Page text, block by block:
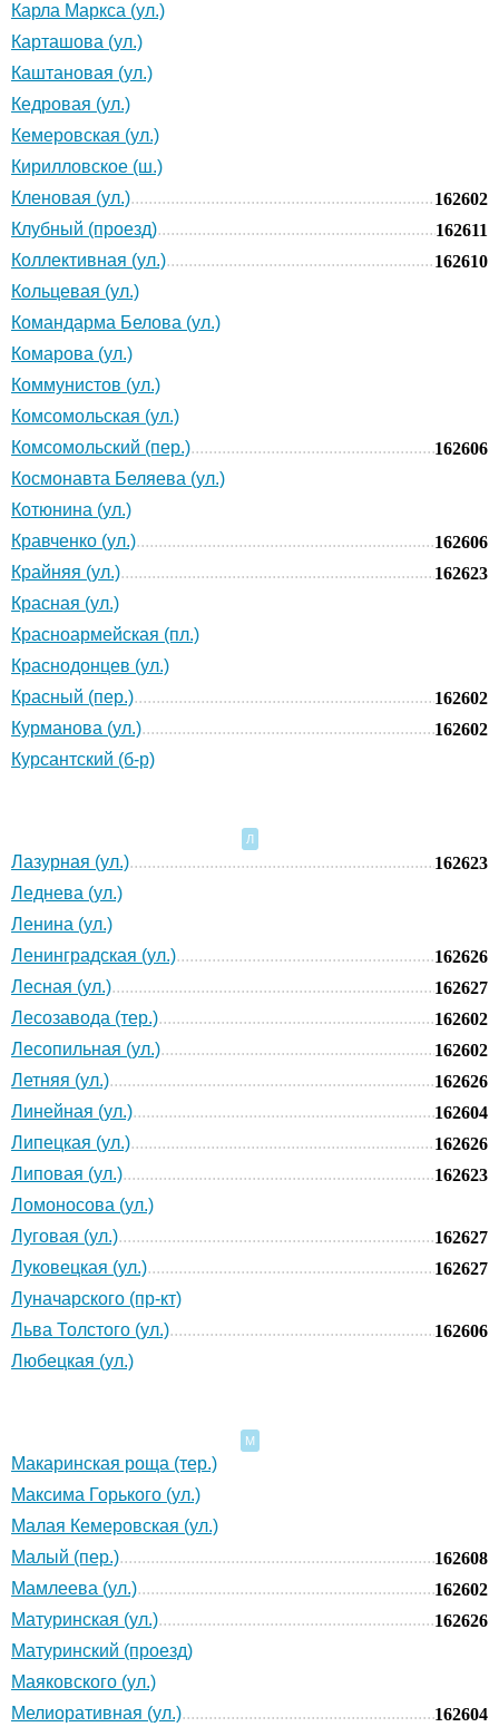
Карла Маркса (ул.)
Карташова (ул.)
Каштановая (ул.)
Кедровая (ул.)
Кемеровская (ул.)
Кирилловское (ш.)
Кленовая (ул.)
162602
Клубный (проезд)
162611
Коллективная (ул.)
162610
Кольцевая (ул.)
Командарма Белова (ул.)
Комарова (ул.)
Коммунистов (ул.)
Комсомольская (ул.)
Комсомольский (пер.)
162606
Космонавта Беляева (ул.)
Котюнина (ул.)
Кравченко (ул.)
162606
Крайняя (ул.)
162623
Красная (ул.)
Красноармейская (пл.)
Краснодонцев (ул.)
Красный (пер.)
162602
Курманова (ул.)
162602
Курсантский (б-р)
Л
Лазурная (ул.)
162623
Леднева (ул.)
Ленина (ул.)
Ленинградская (ул.)
162626
Лесная (ул.)
162627
Лесозавода (тер.)
162602
Лесопильная (ул.)
162602
Летняя (ул.)
162626
Линейная (ул.)
162604
Липецкая (ул.)
162626
Липовая (ул.)
162623
Ломоносова (ул.)
Луговая (ул.)
162627
Луковецкая (ул.)
162627
Луначарского (пр-кт)
Льва Толстого (ул.)
162606
Любецкая (ул.)
М
Макаринская роща (тер.)
Максима Горького (ул.)
Малая Кемеровская (ул.)
Малый (пер.)
162608
Мамлеева (ул.)
162602
Матуринская (ул.)
162626
Матуринский (проезд)
Маяковского (ул.)
Мелиоративная (ул.)
162604